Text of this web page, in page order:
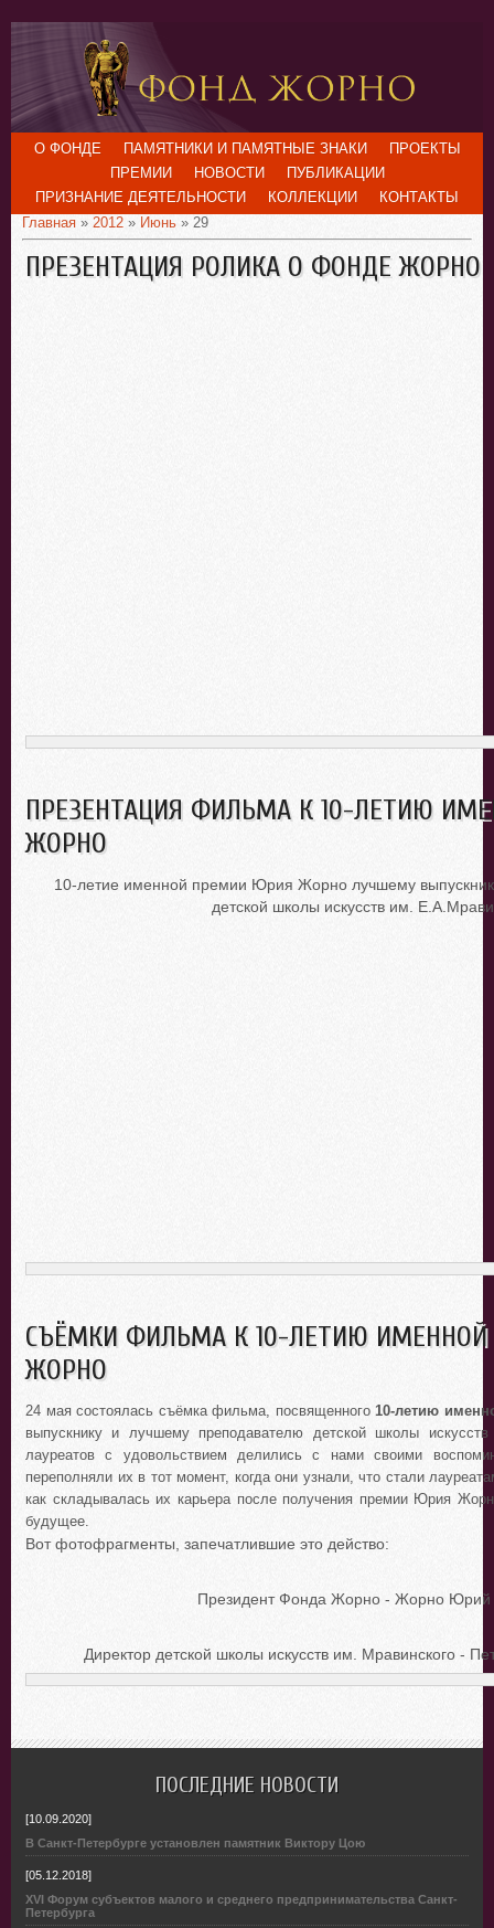
О ФОНДЕ ПАМЯТНИКИ И ПАМЯТНЫЕ ЗНАКИ
ПРОЕКТЫ
ПРЕМИИ
НОВОСТИ
ПУБЛИКАЦИИ
ПРИЗНАНИЕ ДЕЯТЕЛЬНОСТИ
КОЛЛЕКЦИИ
КОНТАКТЫ
Главная » 2012 » Июнь » 29
ПРЕЗЕНТАЦИЯ РОЛИКА О ФОНДЕ ЖОРНО
ПРЕЗЕНТАЦИЯ ФИЛЬМА К 10-ЛЕТИЮ
ЖОРНО
10-летие именной премии Юрия Жорно лучшему
детской школы искусств им.
СЪЁМКИ ФИЛЬМА К 10-ЛЕТИЮ
ЖОРНО
24 мая состоялась съёмка фильма, посвященного10-летию
выпускнику и лучшему преподавателю детской школы
лауреатов с удовольствием делились с нами своими
переполняли их в тот момент, когда они узнали, что стали
как складывалась их карьера после получения премии Юрия
будущее.
Вот фотофрагменты, запечатлившие это действо:
Президент Фонда Жорно - Жорно Юрий
Директор детской школы искусств им. Мравинского -
ПОСЛЕДНИЕ НОВОСТИ
[10.09.2020]
В Санкт-Петербурге установлен памятник Виктору Цою
[05.12.2018]
XVI Форум субъектов малого и среднего предпринимательства Санкт-
Петербурга